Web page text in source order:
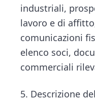
industriali,
lavoro e di
comunicazioni
elenco soci,
commerciali
5. Descrizione